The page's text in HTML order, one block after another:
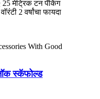
मेट्रिक टन पॅकिंग
2 वर्षांचा फायदा
स्कॅफोल्ड